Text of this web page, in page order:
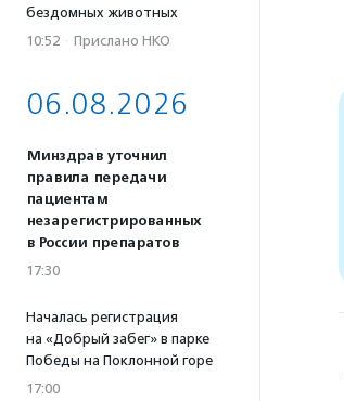
бездомных животных
10:52 · Прислано НКО
06.08.2026
Минздрав уточнил
правила передачи
пациентам
незарегистрированных
в России препаратов
17:30
Началась регистрация
на «Добрый забег» в парке
Победы на Поклонной горе
17:00